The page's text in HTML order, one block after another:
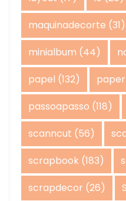
maquinadecorte (31)
minialbum (44)
papel (132) paper
passoapasso (118)
scanncut (56)
scrapbook (183)
scrapdecor (26)